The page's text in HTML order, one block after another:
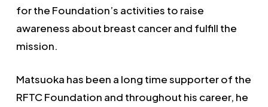
for the Foundation’s activities to raise
awareness about breast cancer and fulfill the
mission.
Matsuoka has been a long time supporter of the
RFTC Foundation and throughout his career, he